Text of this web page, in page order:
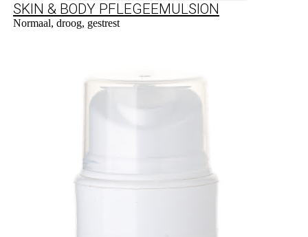
SKIN & BODY PFLEGEEMULSION
Normaal, droog, gestrest